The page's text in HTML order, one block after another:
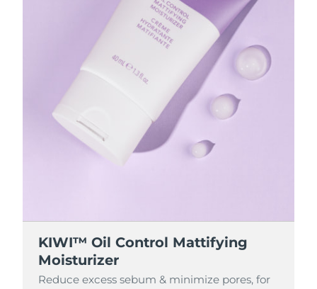
KIWI™ Oil Control Mattifying
Moisturizer
Reduce excess sebum & minimize pores, for